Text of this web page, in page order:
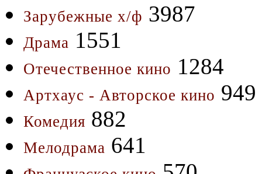
Зарубежные х/ф 3987
Драма 1551
Отечественное кино 1284
Артхаус - Авторское кино 949
Комедия 882
Мелодрама 641